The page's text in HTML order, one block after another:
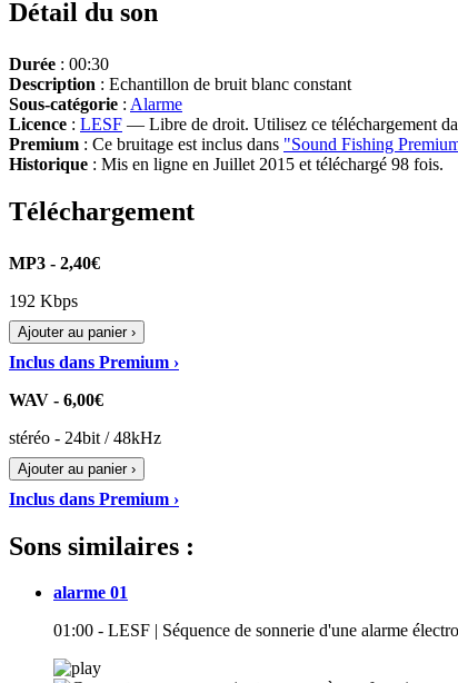
Détail du son
Durée : 00:30
Description : Echantillon de bruit blanc constant
Sous-catégorie : Alarme
Licence : LESF — Libre de droit. Utilisez ce téléchargement
Premium : Ce bruitage est inclus dans "Sound Fishing
Historique : Mis en ligne en Juillet 2015 et téléchargé 98 fois.
Téléchargement
MP3 - 2,40€
192 Kbps
Ajouter au panier ›
Inclus dans Premium ›
WAV - 6,00€
stéréo - 24bit / 48kHz
Ajouter au panier ›
Inclus dans Premium ›
Sons similaires :
alarme 01
01:00 - LESF | Séquence de sonnerie d'une alarme